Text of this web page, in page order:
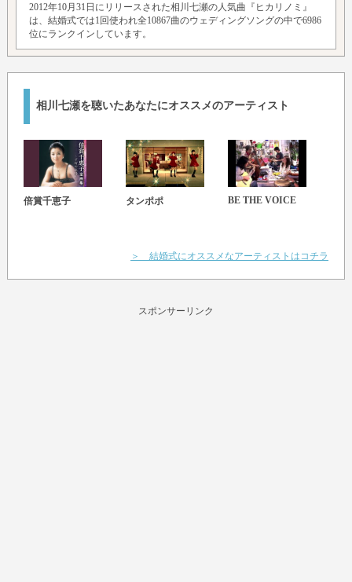
2012年10月31日にリリースされた相川七瀬の人気曲『ヒカリノミ』
は、結婚式では1回使われ全10867曲のウェディングソングの中で6986
位にランクインしています。
相川七瀬を聴いたあなたにオススメのアーティスト
倍賞千恵子 タンポポ BE THE VOICE
＞ 結婚式にオススメなアーティストはコチラ
スポンサーリンク